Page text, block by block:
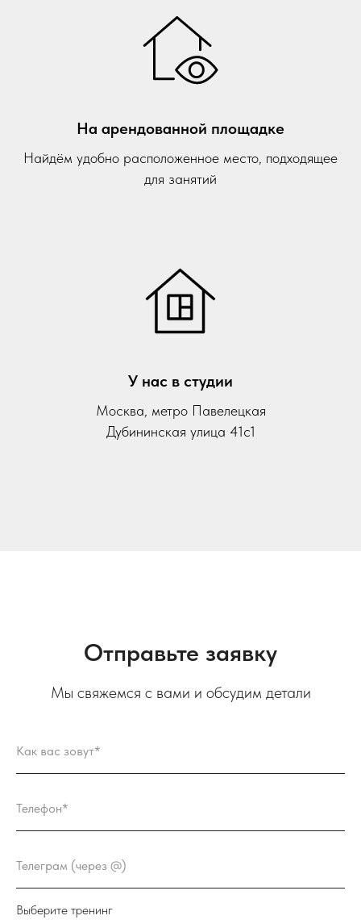
На арендованной площадке
Найдём удобно расположенное место, подходящее
для занятий
У нас в студии
Москва, метро Павелецкая
Дубининская улица 41с1
Отправьте заявку
Мы свяжемся с вами и обсудим детали
Как вас зовут*
Телефон*
Телеграм (через @)
Выберите тренинг